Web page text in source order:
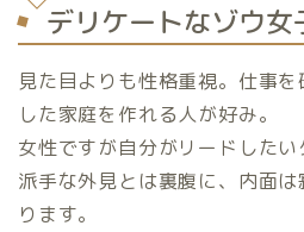
デリケートなゾウ女
見た目よりも性格重視。仕事
した家庭を作れる人が好み。
女性ですが自分がリードしたい
派手な外見とは裏腹に、内面
ります。